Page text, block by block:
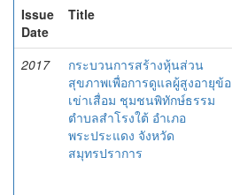
Issue
Date
Title
2017
กระบวนการสร้างหุ้นส่วน
สุขภาพเพื่อการดูแลผู้สูงอายุข้อ
เข่าเสื่อม ชุมชนพิทักษ์ธรรม
ตำบลสำโรงใต้ อำเภอ
พระประแดง จังหวัด
สมุทรปราการ